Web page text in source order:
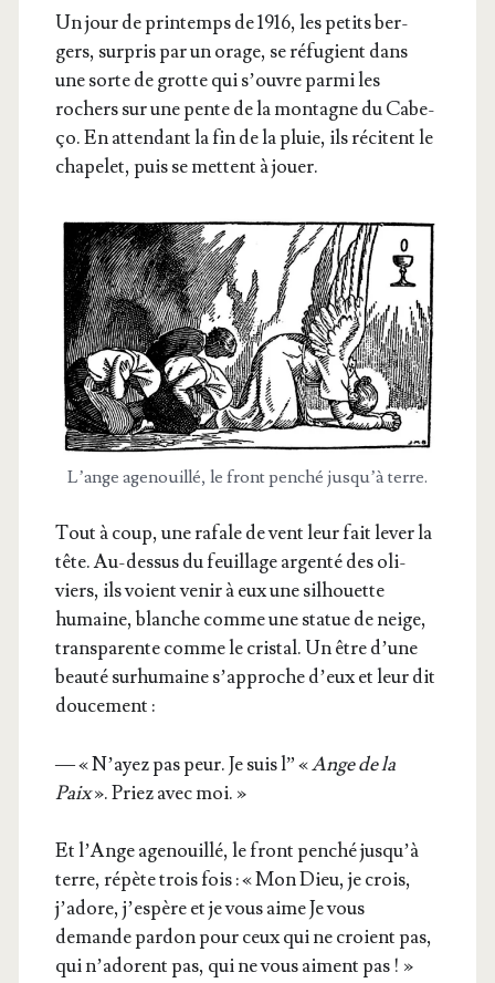
Un jour de prin­temps de 1916, les petits ber­
gers, sur­pris par un orage, se réfu­gient dans
une sorte de grotte qui s’ouvre par­mi les
rochers sur une pente de la mon­tagne du Cabe­
ço. En atten­dant la fin de la pluie, ils récitent le
cha­pe­let, puis se mettent à jouer.
L’ange age­nouillé, le front pen­ché jus­qu’à terre.
Tout à coup, une rafale de vent leur fait lever la
tête. Au-des­sus du feuillage argen­té des oli­
viers, ils voient venir à eux une sil­houette
humaine, blanche comme une sta­tue de neige,
trans­pa­rente comme le cris­tal. Un être d’une
beau­té sur­hu­maine s’ap­proche d’eux et leur dit
doucement :
— « N’ayez pas peur. Je suis l” «Ange de la
Paix». Priez avec moi. »
Et l’Ange age­nouillé, le front pen­ché jus­qu’à
terre, répète trois fois : « Mon Dieu, je crois,
j’a­dore, j’es­père et je vous aime Je vous
demande par­don pour ceux qui ne croient pas,
qui n’a­dorent pas, qui ne vous aiment pas ! »